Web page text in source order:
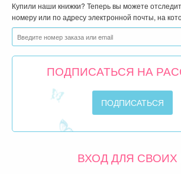
Купили наши книжки? Теперь вы можете
номеру или по адресу электронной почты, на
ПОДПИСАТЬСЯ НА
ВХОД ДЛЯ СВОИХ